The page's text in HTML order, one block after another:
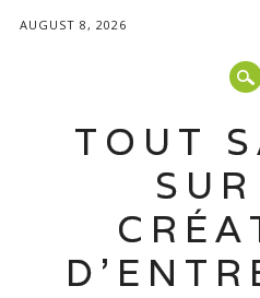
AUGUST 8, 2026
TOUT